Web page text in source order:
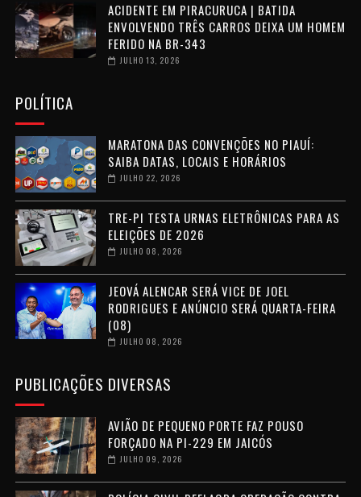
ACIDENTE EM PIRACURUCA | BATIDA
ENVOLVENDO TRÊS CARROS DEIXA UM HOMEM
FERIDO NA BR-343
JULHO 13, 2026
POLÍTICA
MARATONA DAS CONVENÇÕES NO PIAUÍ:
SAIBA DATAS, LOCAIS E HORÁRIOS
JULHO 22, 2026
TRE-PI TESTA URNAS ELETRÔNICAS PARA AS
ELEIÇÕES DE 2026
JULHO 08, 2026
JEOVÁ ALENCAR SERÁ VICE DE JOEL
RODRIGUES E ANÚNCIO SERÁ QUARTA-FEIRA
(08)
JULHO 08, 2026
PUBLICAÇÕES DIVERSAS
AVIÃO DE PEQUENO PORTE FAZ POUSO
FORÇADO NA PI-229 EM JAICÓS
JULHO 09, 2026